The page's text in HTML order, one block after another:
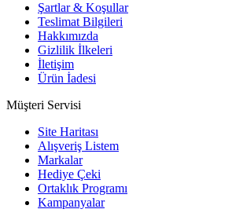
Şartlar & Koşullar
Teslimat Bilgileri
Hakkımızda
Gizlilik İlkeleri
İletişim
Ürün İadesi
Müşteri Servisi
Site Haritası
Alışveriş Listem
Markalar
Hediye Çeki
Ortaklık Programı
Kampanyalar